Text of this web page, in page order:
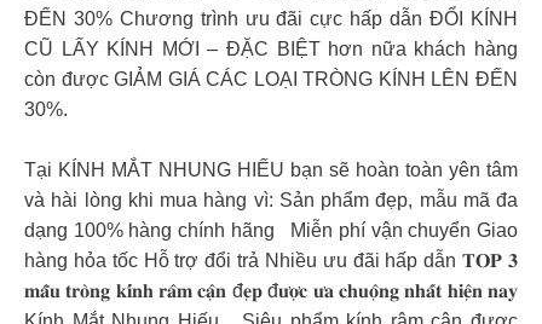
ĐẾN 30% Chương trình ưu đãi cực hấp dẫn ĐỔI KÍNH
CŨ LẤY KÍNH MỚI – ĐẶC BIỆT hơn nữa khách hàng
còn được GIẢM GIÁ CÁC LOẠI TRÒNG KÍNH LÊN ĐẾN
30%.
Tại KÍNH MẮT NHUNG HIẾU bạn sẽ hoàn toàn yên tâm
và hài lòng khi mua hàng vì: Sản phẩm đẹp, mẫu mã đa
dạng 100% hàng chính hãng Miễn phí vận chuyển Giao
hàng hỏa tốc Hỗ trợ đổi trả Nhiều ưu đãi hấp dẫn 𝐓𝐎𝐏 𝟑
𝐦𝐚̂̃𝐮 𝐭𝐫𝐨̀𝐧𝐠 𝐤𝐢́𝐧𝐡 𝐫𝐚̂𝐦 𝐜𝐚̣̂𝐧 đ𝐞̣𝐩 đ𝐮̛𝐨̛̣𝐜 𝐮̛𝐚 𝐜𝐡𝐮𝐨̣̂𝐧𝐠 𝐧𝐡𝐚̂́𝐭 𝐡𝐢𝐞̣̂𝐧 𝐧𝐚𝐲